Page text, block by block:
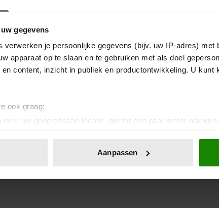
gegevens
verwerken je persoonlijke gegevens (bijv. uw IP-adres) met
apparaat op te slaan en te gebruiken met als doel
content, inzicht in publiek en productontwikkeling. U kunt
ook graag:
over uw geografische locatie, die tot een paar meter
door het actief te scannen op specifieke eigenschappen
wijzigen of intrekken in de Cookieverklaring.
content en advertenties te personaliseren, om functies voor
Ook delen we informatie over uw gebruik van onze site
Aanpassen